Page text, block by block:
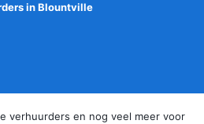
in Blountville
verhuurders en nog veel meer voor